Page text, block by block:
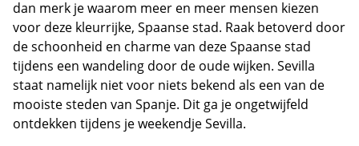
dan merk je waarom meer en meer mensen kiezen
voor deze kleurrijke, Spaanse stad. Raak betoverd door
de schoonheid en charme van deze Spaanse stad
tijdens een wandeling door de oude wijken. Sevilla
staat namelijk niet voor niets bekend als een van de
mooiste steden van Spanje. Dit ga je ongetwijfeld
ontdekken tijdens je weekendje Sevilla.